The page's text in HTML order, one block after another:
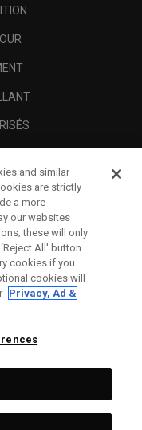
and similar
are strictly
a more
our websites
these will only
All' button
cookies if you
cookies will
Privacy, Ad &